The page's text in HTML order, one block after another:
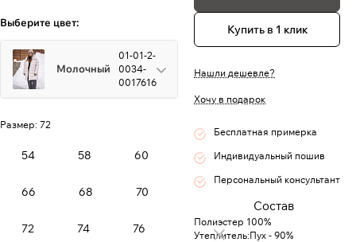
Выберите цвет:
Молочный
01-01-2-
0034-
0017616
Размер: 72
54 58 60
66 68 70
72 74 76
Купить в 1 клик
Нашли дешевле?
Хочу в подарок
Бесплатная примерка
Индивидуальный пошив
Персональный консультант
Состав
Полиэстер 100%
Утеплитель:Пух - 90%